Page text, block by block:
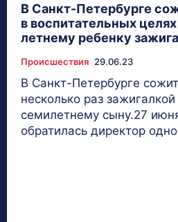
В Санкт-Петербурге
в воспитательных
летнему ребенку
Происшествия 29.06.23
В Санкт-Петербурге
несколько раз
семилетнему сыну.27
обратилась директор